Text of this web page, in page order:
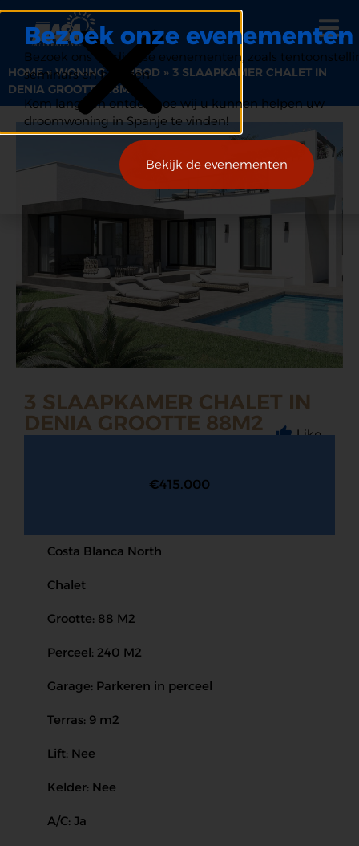
HOME»WONING AANBOD » 3 SLAAPKAMER CHALET IN
DENIA GROOTTE 88M2
3 SLAAPKAMER CHALET IN
DENIA GROOTTE 88M2
Like
€415.000
Costa Blanca North
Chalet
Grootte: 88 M2
Perceel: 240 M2
Garage: Parkeren in perceel
Terras: 9 m2
Lift: Nee
Kelder: Nee
A/C: Ja
Bezoek onze evenementen
Bezoek ons op diverse evenementen, zoals
seminars en beurzen.
Kom langs en ontdek hoe wij u kunnen helpen uw
droomwoning in Spanje te vinden!
Bekijk de evenementen